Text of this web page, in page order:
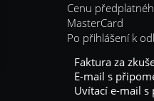
Cenu
MasterCard
Po přihlášení k
Faktura za
E-mail s
Uvítací e-mail